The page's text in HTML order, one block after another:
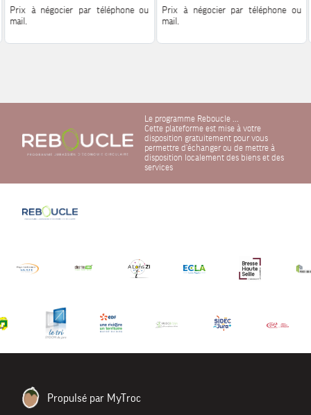
Prix à négocier par téléphone ou
mail.
Pour plus d'information.
Prix à négocier par téléphone ou
mail.
Pour plus d'information.
Le programme Reboucle ...
Cette plateforme est mise à votre
disposition gratuitement pour vous
permettre d'échanger ou de mettre à
disposition localement des biens et des
services
Propulsé par MyTroc